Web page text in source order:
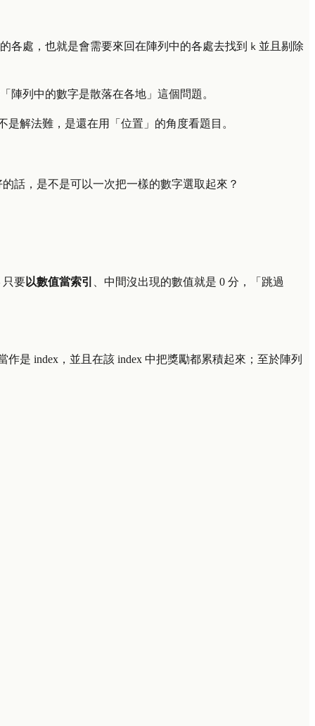
各處，也就是會需要來回在陣列中的各處去找到 k 並且剔除
陣列中的數字是散落在各地」這個問題。
解法難，是還在用「位置」的角度看題目。
話，是不是可以一次把一樣的數字選取起來？
只要以數值當索引 、中間沒出現的數值就是 0 分，「跳過
是 index，並且在該 index 中把獎勵都累積起來；至於陣列